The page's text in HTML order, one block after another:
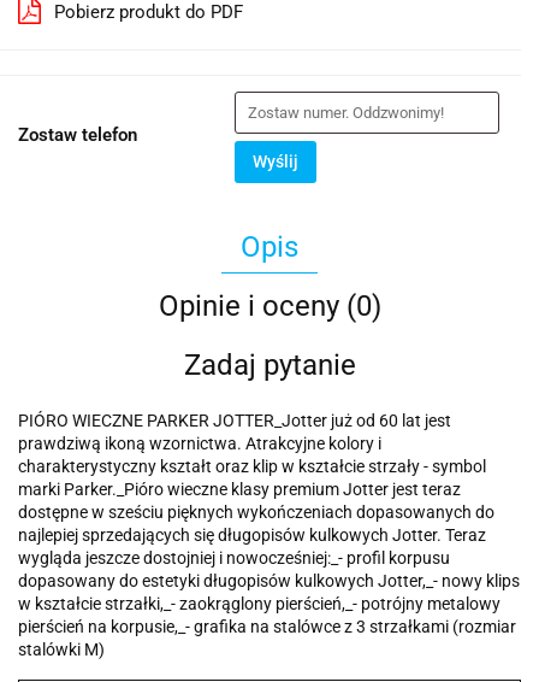
Pobierz produkt do PDF
Zostaw telefon
Wyślij
Opis
Opinie i oceny (0)
Zadaj pytanie
PIÓRO WIECZNE PARKER JOTTER_Jotter już od 60 lat jest
prawdziwą ikoną wzornictwa. Atrakcyjne kolory i
charakterystyczny kształt oraz klip w kształcie strzały - symbol
marki Parker._Pióro wieczne klasy premium Jotter jest teraz
dostępne w sześciu pięknych wykończeniach dopasowanych do
najlepiej sprzedających się długopisów kulkowych Jotter. Teraz
wygląda jeszcze dostojniej i nowocześniej:_- profil korpusu
dopasowany do estetyki długopisów kulkowych Jotter,_- nowy klips
w kształcie strzałki,_- zaokrąglony pierścień,_- potrójny metalowy
pierścień na korpusie,_- grafika na stalówce z 3 strzałkami (rozmiar
stalówki M)